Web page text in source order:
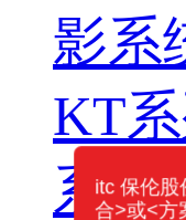
影系
KT
系列
itc 保伦股
合>或<方